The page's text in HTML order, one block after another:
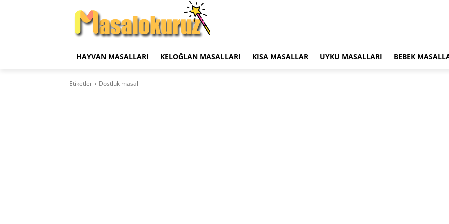
HAYVAN MASALLARI KELOĞLAN MASALLARI KISA MASALLAR UYKU MASALLARI BEBEK
Etiketler Dostluk masalı